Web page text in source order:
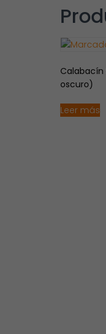
Calabacín
oscuro)
Leer más